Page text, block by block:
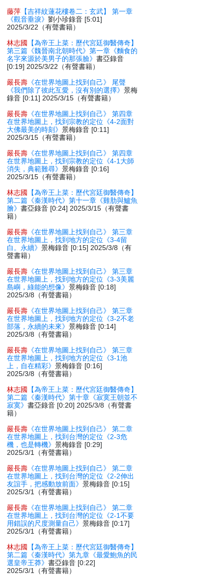
藤萍 【吉祥紋蓮花樓卷二：玄武】 第一章
《觀音垂淚》劉小珍錄音 [5:01]
2025/3/22（有聲書籍）
林志國
【為帝王上菜：歷代宮廷御醫傳奇】
第三篇《魏晉南北朝時代》第一章《麵食的
名字來源於美男子的那張臉》書亞錄音
[0:19] 2025/3/22（有聲書籍）
嚴長壽 《在世界地圖上找到自己》 尾聲
《我們除了彼此互愛，沒有別的選擇》景梅
錄音 [0:11] 2025/3/15（有聲書籍）
嚴長壽 《在世界地圖上找到自己》 第四章
在世界地圖上，找到宗教的定位《4-2面對
大佛最美的時刻》景梅錄音 [0:11]
2025/3/15（有聲書籍）
嚴長壽 《在世界地圖上找到自己》 第四章
在世界地圖上，找到宗教的定位《4-1大師
消失，典範難尋》景梅錄音 [0:16]
2025/3/15（有聲書籍）
林志國
【為帝王上菜：歷代宮廷御醫傳奇】
第二篇《秦漢時代》第十一章《雞肋與鱸魚
膾》書亞錄音 [0:24] 2025/3/15（有聲書
籍）
嚴長壽 《在世界地圖上找到自己》 第三章
在世界地圖上，找到地方的定位《3-4留
白。永續》景梅錄音 [0:15] 2025/3/8（有
聲書籍）
嚴長壽 《在世界地圖上找到自己》 第三章
在世界地圖上，找到地方的定位《3-3美麗
島嶼，綠能的想像》景梅錄音 [0:18]
2025/3/8（有聲書籍）
嚴長壽 《在世界地圖上找到自己》 第三章
在世界地圖上，找到地方的定位《3-2不老
部落，永續的未來》景梅錄音 [0:14]
2025/3/8（有聲書籍）
嚴長壽 《在世界地圖上找到自己》 第三章
在世界地圖上，找到地方的定位《3-1池
上，自在精彩》景梅錄音 [0:16]
2025/3/8（有聲書籍）
林志國
【為帝王上菜：歷代宮廷御醫傳奇】
第二篇《秦漢時代》第十章《寂寞王朝並不
寂寞》書亞錄音 [0:20] 2025/3/8（有聲書
籍）
嚴長壽 《在世界地圖上找到自己》 第二章
在世界地圖上，找到台灣的定位《2-3危
機，也是轉機》景梅錄音 [0:29]
2025/3/1（有聲書籍）
嚴長壽 《在世界地圖上找到自己》 第二章
在世界地圖上，找到台灣的定位《2-2伸出
友誼手，把感動放前面》景梅錄音 [0:15]
2025/3/1（有聲書籍）
嚴長壽 《在世界地圖上找到自己》 第二章
在世界地圖上，找到台灣的定位《2-1不要
用錯誤的尺度測量自己》景梅錄音 [0:17]
2025/3/1（有聲書籍）
林志國
【為帝王上菜：歷代宮廷御醫傳奇】
第二篇《秦漢時代》第九章《最愛鮑魚的民
選皇帝王莽》書亞錄音 [0:22]
2025/3/1（有聲書籍）